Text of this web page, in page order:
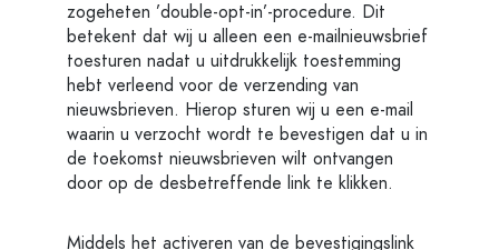
zogeheten ’double-opt-in’-procedure. Dit
betekent dat wij u alleen een e-mailnieuwsbrief
toesturen nadat u uitdrukkelijk toestemming
hebt verleend voor de verzending van
nieuwsbrieven. Hierop sturen wij u een e-mail
waarin u verzocht wordt te bevestigen dat u in
de toekomst nieuwsbrieven wilt ontvangen
door op de desbetreffende link te klikken.
Middels het activeren van de bevestigingslink